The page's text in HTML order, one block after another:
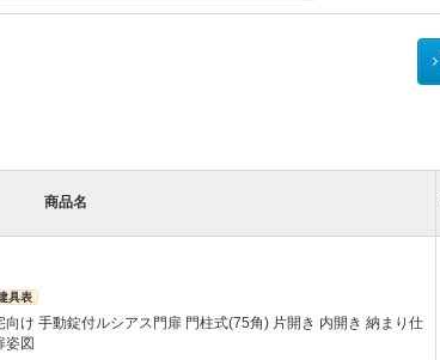
商品名
具表
向け 手動錠付ルシアス門扉 門柱式(75角) 片開き 内開き 納まり仕
姿図